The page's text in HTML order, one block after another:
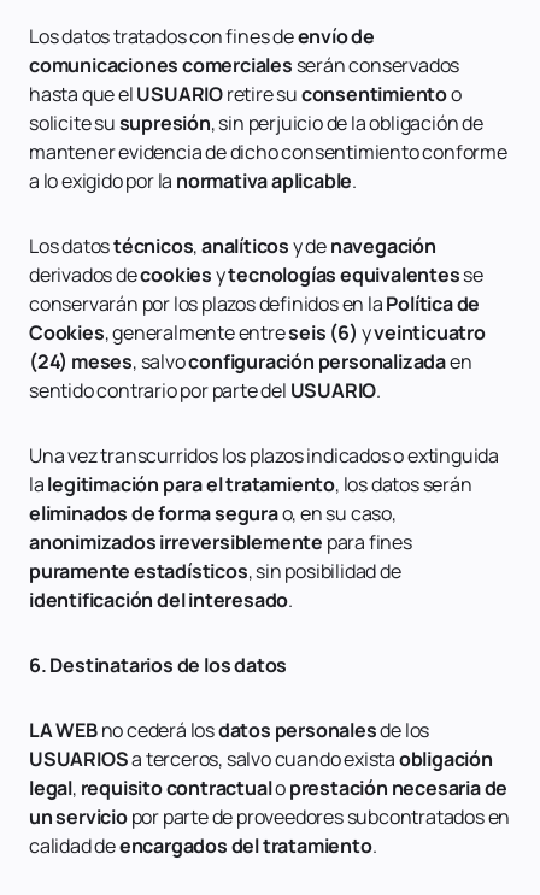
Los datos tratados con fines deenvío de
comunicaciones comerciales serán conservados
hasta que elUSUARIOretire suconsentimientoo
solicite susupresión, sin perjuicio de la obligación de
mantener evidencia de dicho consentimiento conforme
a lo exigido por la normativa aplicable.
Los datostécnicos,analíticosy denavegación
derivados decookiesytecnologías equivalentesse
conservarán por los plazos definidos en laPolítica de
Cookies, generalmente entreseis (6) yveinticuatro
(24) meses, salvoconfiguración personalizadaen
sentido contrario por parte del USUARIO.
Una vez transcurridos los plazos indicados o extinguida
lalegitimación para el tratamiento, los datos serán
eliminados de forma segurao, en su caso,
anonimizados irreversiblemente para fines
puramente estadísticos, sin posibilidad de
identificación del interesado.
6. Destinatarios de los datos
LA WEBno cederá losdatos personalesde los
USUARIOSa terceros, salvo cuando existaobligación
legal, requisito contractualoprestación necesaria de
un serviciopor parte de proveedores subcontratados en
calidad deencargados del tratamiento.